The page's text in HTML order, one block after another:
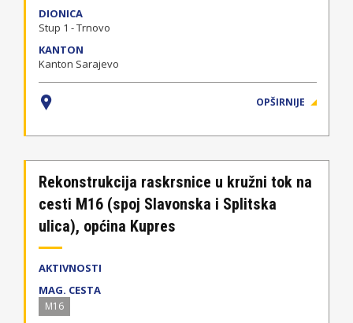
DIONICA
Stup 1 - Trnovo
KANTON
Kanton Sarajevo
OPŠIRNIJE
Rekonstrukcija raskrsnice u kružni tok na
cesti M16 (spoj Slavonska i Splitska
ulica), općina Kupres
AKTIVNOSTI
MAG. CESTA
M16